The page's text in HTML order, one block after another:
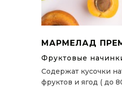
МАРМЕЛАД
Фруктовые
Содержат кусочки
фруктов и ягод ( до